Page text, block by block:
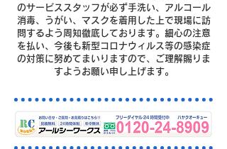
のサービススタッフが必ず手洗い、アルコール
消毒、うがい、マスクを着用した上で現場に訪
問するよう周知徹底しております。細心の注意
を払い、今後も新型コロナウィルス等の感染症
の対策に努めてまいりますので、ご理解賜りま
すようお願い申し上げます。